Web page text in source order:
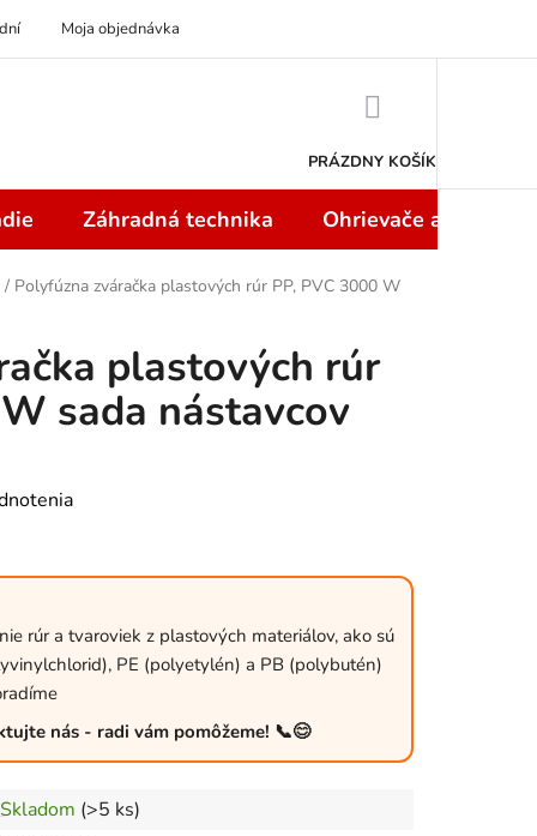
Moja objednávka
PRÁZDNY KOŠÍK
Záhradná technika Ohrievače a
/ Polyfúzna zváračka plastových rúr PP, PVC 3000 W
plastových rúr
sada nástavcov
rúr a tvaroviek z plastových materiálov, ako sú
PE (polyetylén) a PB (polybutén)
nás - radi vám pomôžeme! 📞😊
Skladom (>5 ks)